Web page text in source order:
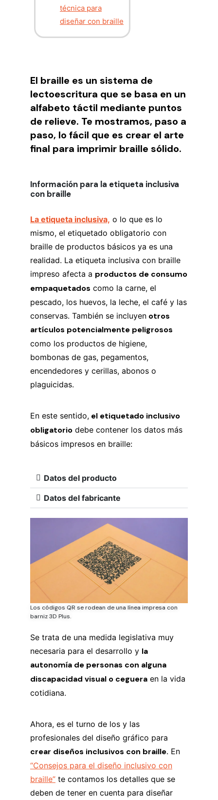
técnica para
diseñar con braille
El braille es un sistema de
lectoescritura que se basa en un
alfabeto táctil mediante puntos
de relieve. Te mostramos, paso a
paso, lo fácil que es crear el arte
final para imprimir braille sólido.
Información para la etiqueta inclusiva
con braille
La etiqueta inclusiva, o lo que es lo
mismo, el etiquetado obligatorio con
braille de productos básicos ya es una
realidad. La etiqueta inclusiva con braille
impreso afecta a productos de consumo
empaquetados como la carne, el
pescado, los huevos, la leche, el café y las
conservas. También se incluyen otros
artículos potencialmente peligrosos
como los productos de higiene,
bombonas de gas, pegamentos,
encendedores y cerillas, abonos o
plaguicidas.
En este sentido, el etiquetado inclusivo
obligatorio debe contener los datos más
básicos impresos en braille:
Datos del producto
Datos del fabricante
Los códigos QR se rodean de una línea impresa con
barniz 3D Plus.
Se trata de una medida legislativa muy
necesaria para el desarrollo y la
autonomía de personas con alguna
discapacidad visual o ceguera en la vida
cotidiana.
Ahora, es el turno de los y las
profesionales del diseño gráfico para
crear diseños inclusivos con braille. En
“Consejos para el diseño inclusivo con
braille” te contamos los detalles que se
deben de tener en cuenta para diseñar